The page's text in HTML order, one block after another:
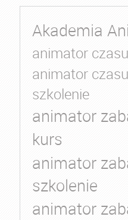
Akademia
animator
animator
szkolenie
animator
kurs
animator
szkolenie
animator